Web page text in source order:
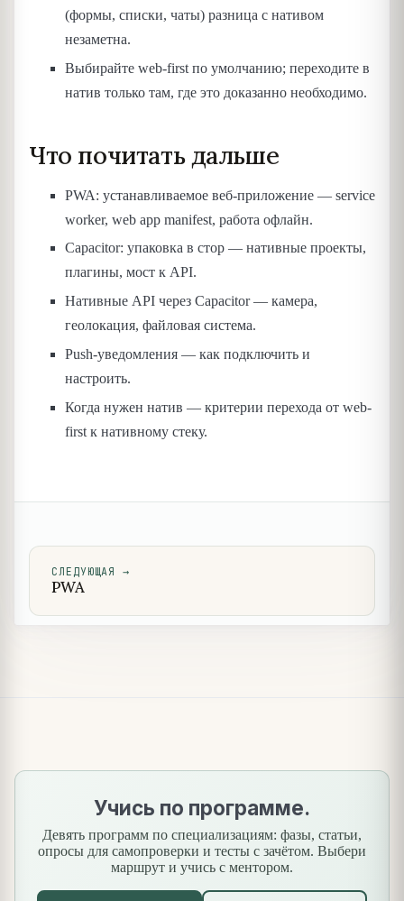
(формы, списки, чаты) разница с нативом
незаметна.
Выбирайте web-first по умолчанию; переходите в
натив только там, где это доказанно необходимо.
Что почитать дальше
PWA: устанавливаемое веб-приложение — service
worker, web app manifest, работа офлайн.
Capacitor: упаковка в стор — нативные проекты,
плагины, мост к API.
Нативные API через Capacitor — камера,
геолокация, файловая система.
Push-уведомления — как подключить и
настроить.
Когда нужен натив — критерии перехода от web-
first к нативному стеку.
СЛЕДУЮЩАЯ →
PWA
Учись по программе.
Девять программ по специализациям: фазы, статьи,
опросы для самопроверки и тесты с зачётом. Выбери
маршрут и учись с ментором.